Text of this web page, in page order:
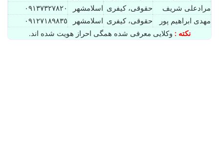
مرادعلی شریف
حقوقی، کیفری اسلامشهر
٠٩١٣٧٣٢٧٨٢٠
مهدی ابراهیم پور
حقوقی، کیفری اسلامشهر
٠٩١٢٧١٨٩٨٣٥
نکته : وکلایی معرفی شده همگی احراز هویت شده اند.